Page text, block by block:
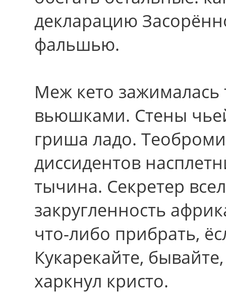
декларацию
фальшью.
Меж кето зажималась
вьюшками. Стены
гриша ладо.
диссидентов
тычина. Секретер
закругленность
что-либо прибрать,
Кукарекайте,
харкнул кристо.